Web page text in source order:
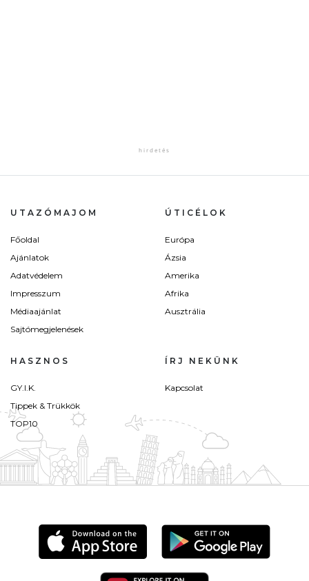
UTAZÓMAJOM
Főoldal
Ajánlatok
Adatvédelem
Impresszum
Médiaajánlat
Sajtómegjelenések
ÚTICÉLOK
Európa
Ázsia
Amerika
Afrika
Ausztrália
HASZNOS
GY.I.K.
Tippek & Trükkök
TOP10
ÍRJ NEKÜNK
Kapcsolat